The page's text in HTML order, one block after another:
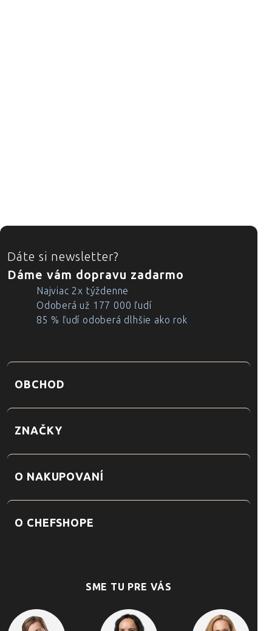
ZÁPÄTIE
Dáte si newsletter?
Dáme vám dopravu zadarmo
Najviac 2x týždenne
Odoberá už 177 000 ľudí
85 % ľudí odoberá dlhšie ako rok
OBCHOD
ZNAČKY
O NAKUPOVANÍ
O CHEFSHOPE
SME TU PRE VÁS